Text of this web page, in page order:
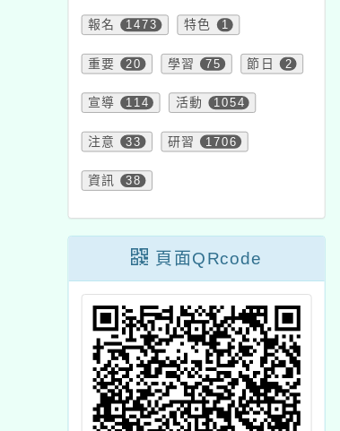
報名 1473 特色 1
重要 20 學習 75 節日 2
宣導 114 活動 1054
注意 33 研習 1706
資訊 38
頁面QRcode
域活動研習會
社團法人台灣公益團體